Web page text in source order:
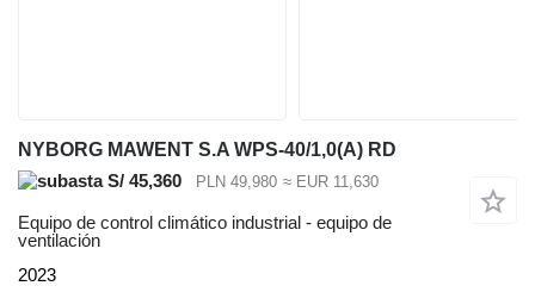
NYBORG MAWENT S.A WPS-40/1,0(A) RD
S/ 45,360
PLN 49,980 ≈ EUR 11,630
Equipo de control climático industrial - equipo de
ventilación
2023